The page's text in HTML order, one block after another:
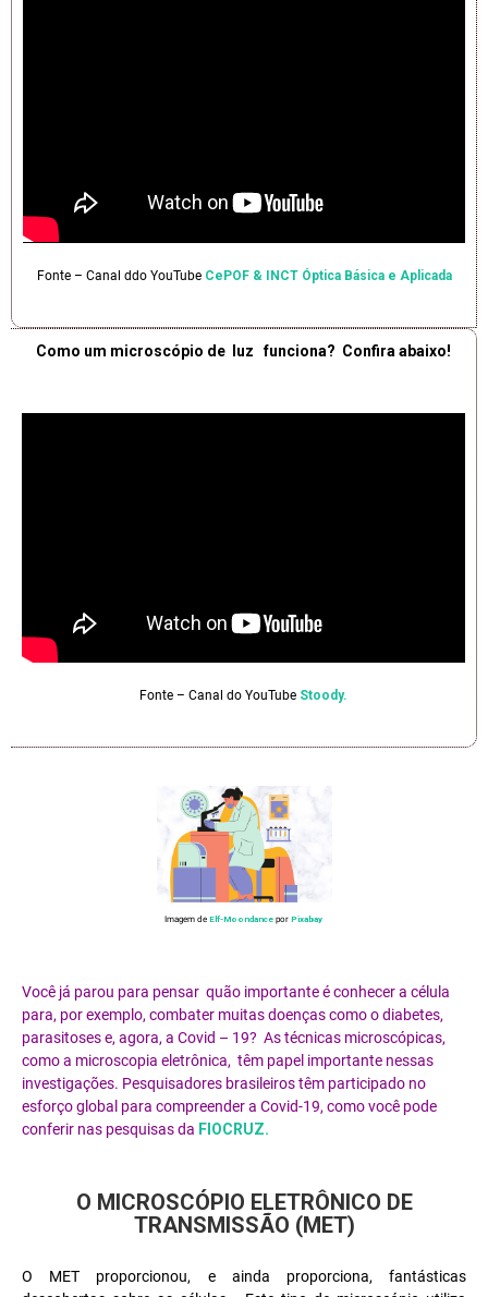
Fonte – Canal ddo YouTubeCePOF & INCT Óptica Básica e Aplicada
Como um microscópio de luz funciona? Confira abaixo!
Fonte – Canal do YouTube Stoody.
Imagem de Elf-Moondancepor Pixabay
Você já parou para pensar quão importante é conhecer a célula
para, por exemplo, combater muitas doenças como o diabetes,
parasitoses e, agora, a Covid – 19? As técnicas microscópicas,
como a microscopia eletrônica, têm papel importante nessas
investigações. Pesquisadores brasileiros têm participado no
esforço global para compreender a Covid-19, como você pode
conferir nas pesquisas da FIOCRUZ.
O MICROSCÓPIO ELETRÔNICO DE
TRANSMISSÃO (MET)
O MET proporcionou, e ainda proporciona, fantásticas